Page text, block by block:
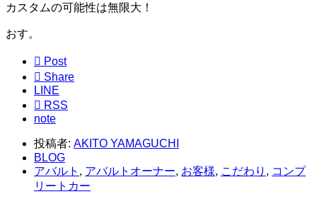
カスタムの可能性は無限大！
おす。
 Post
 Share
LINE
 RSS
note
投稿者: AKITO YAMAGUCHI
BLOG
アバルト , アバルトオーナー, お客様, こだわり , コンプ
リートカー